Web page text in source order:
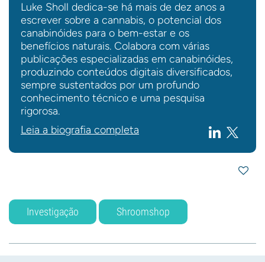
Luke Sholl dedica-se há mais de dez anos a
escrever sobre a cannabis, o potencial dos
canabinóides para o bem-estar e os
benefícios naturais. Colabora com várias
publicações especializadas em canabinóides,
produzindo conteúdos digitais diversificados,
sempre sustentados por um profundo
conhecimento técnico e uma pesquisa
rigorosa.
Leia a biografia completa
Investigação Shroomshop